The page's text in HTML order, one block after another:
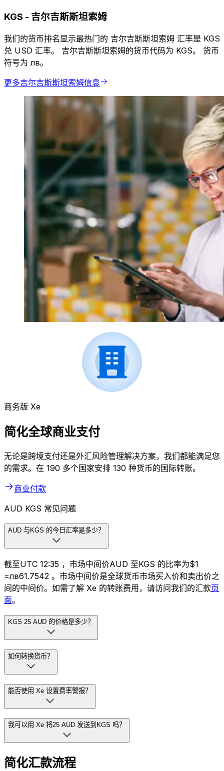
KGS - 吉尔吉斯斯坦索姆
我们的货币排名显示最热门的 吉尔吉斯斯坦索姆 汇率是 KGS
兑 USD 汇率。 吉尔吉斯斯坦索姆的货币代码为 KGS。 货币
符号为 лв。
更多吉尔吉斯斯坦索姆信息
商务版 Xe
简化全球商业支付
无论是跨境支付还是外汇风险管理解决方案，我们都能满足您
的需求。在 190 多个国家安排 130 种货币的国际转账。
商业付款
AUD KGS 常见问题
AUD 与KGS 的今日汇率是多少？
截至UTC 12:35 ，市场中间价AUD 至KGS 的比率为$1
=лв61.7542 。市场中间价是全球货币市场买入价和卖出价之
间的中间价。如需了解 Xe 的转账费用，请访问我们的汇款页
面。
KGS 25 AUD 的价格是多少？
如何转换货币？
能否使用 Xe 设置费率警报？
我可以用 Xe 将25 AUD 发送到KGS 吗？
简化汇款流程